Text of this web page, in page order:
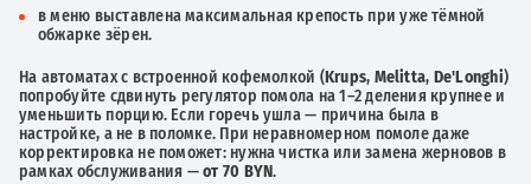
в меню выставлена максимальная крепость при уже тёмной
обжарке зёрен.
На автоматах с встроенной кофемолкой (Krups, Melitta, De'Longhi)
попробуйте сдвинуть регулятор помола на 1–2 деления крупнее и
уменьшить порцию. Если горечь ушла — причина была в
настройке, а не в поломке. При неравномерном помоле даже
корректировка не поможет: нужна чистка или замена жерновов в
рамках обслуживания —от 70 BYN.